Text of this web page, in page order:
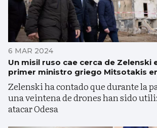
6 MAR 2024
Un misil ruso cae cerca de Zelenski
primer ministro griego Mitsotakis
Zelenski ha contado que durante la
una veintena de drones han sido
atacar Odesa